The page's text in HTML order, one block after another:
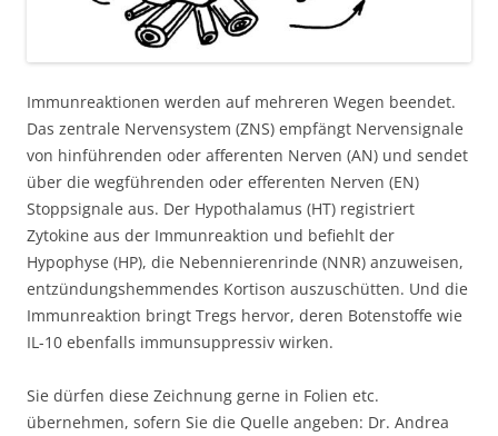
Immunreaktionen werden auf mehreren Wegen beendet.
Das zentrale Nervensystem (ZNS) empfängt Nervensignale
von hinführenden oder afferenten Nerven (AN) und sendet
über die wegführenden oder efferenten Nerven (EN)
Stoppsignale aus. Der Hypothalamus (HT) registriert
Zytokine aus der Immunreaktion und befiehlt der
Hypophyse (HP), die Nebennierenrinde (NNR) anzuweisen,
entzündungshemmendes Kortison auszuschütten. Und die
Immunreaktion bringt Tregs hervor, deren Botenstoffe wie
IL-10 ebenfalls immunsuppressiv wirken.
Sie dürfen diese Zeichnung gerne in Folien etc.
übernehmen, sofern Sie die Quelle angeben: Dr. Andrea